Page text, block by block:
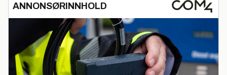
ANNONSØRINNHOLD